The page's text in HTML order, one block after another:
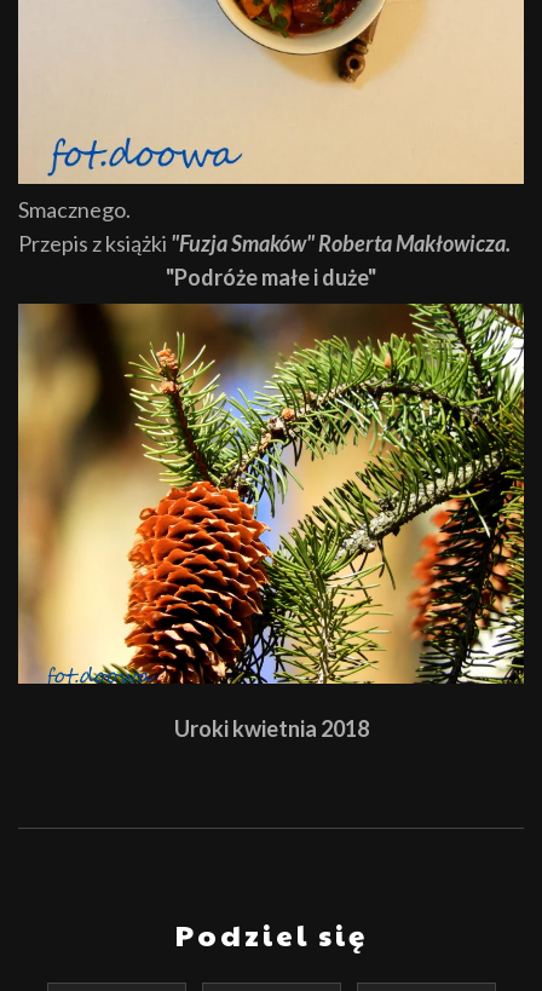
Smacznego.
Przepis z książki "Fuzja Smaków" Roberta Makłowicza.
"Podróże małe i duże"
Uroki kwietnia 2018
Podziel się